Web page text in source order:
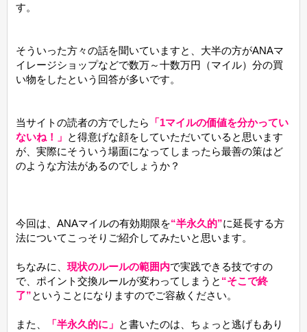
す。
そういった方々の話を聞いていますと、大半の方がANAマ
イレージショップなどで数万～十数万円（マイル）分の買
い物をしたという回答が多いです。
当サイトの読者の方でしたら 「1マイルの価値を分かってい
ないね！」 と得意げな顔をしていただいていると思います
が、実際にそういう場面になってしまったら最善の策はど
のような方法があるのでしょうか？
今回は、ANAマイルの有効期限を“半永久的”に延長する方
法についてこっそりご紹介してみたいと思います。
ちなみに、 現状のルールの範囲内で実践できる技ですの
で、ポイント交換ルールが変わってしまうと “そこで終
了”ということになりますのでご容赦ください。
また、 「半永久的に」 と書いたのは、ちょっと逃げもあり